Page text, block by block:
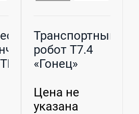
и г...
Транспортный
робот T7.4
«Гонец»
Цена не
указана